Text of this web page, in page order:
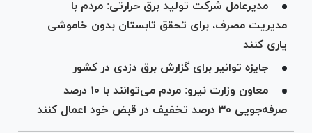
مدیرعامل شرکت تولید برق حرارتی: مردم با
مدیریت مصرف، برای تحقق تابستان بدون خاموشی
یاری کنند
جایزه توانیر برای گزارش برق دزدی در کشور
معاون وزارت نیرو: مردم می‌توانند با ۱۰ درصد
صرفه‌جویی ۳۰ درصد تخفیف در‌ قبض خود اعمال کنند